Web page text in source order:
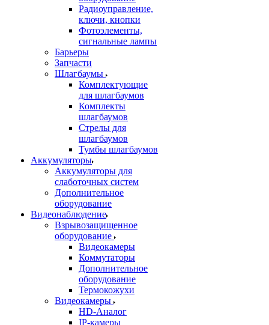
Радиоуправление,
ключи, кнопки
Фотоэлементы,
сигнальные лампы
Барьеры
Запчасти
Шлагбаумы
Комплектующие
для шлагбаумов
Комплекты
шлагбаумов
Стрелы для
шлагбаумов
Тумбы шлагбаумов
Аккумуляторы
Аккумуляторы для
слаботочных систем
Дополнительное
оборудование
Видеонаблюдение
Взрывозащищенное
оборудование
Видеокамеры
Коммутаторы
Дополнительное
оборудование
Термокожухи
Видеокамеры
HD-Аналог
IP-камеры